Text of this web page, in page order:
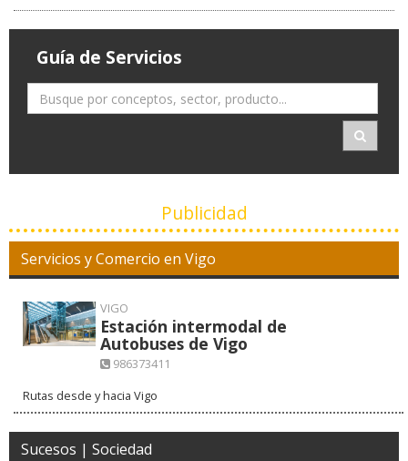
Guía de Servicios
Publicidad
Servicios y Comercio en Vigo
VIGO
Estación intermodal de
Autobuses de Vigo
986373411
Rutas desde y hacia Vigo
Sucesos | Sociedad